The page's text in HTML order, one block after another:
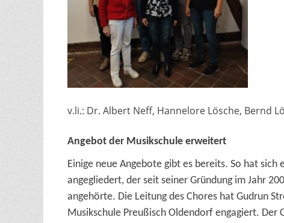
v.li.: Dr. Albert Neff, Hannelore Lösche, Bernd
Angebot der Musikschule erweitert
Einige neue Angebote gibt es bereits. So hat
angegliedert, der seit seiner Gründung im Jahr
angehörte. Die Leitung des Chores hat Gudrun
Musikschule Preußisch Oldendorf engagiert.